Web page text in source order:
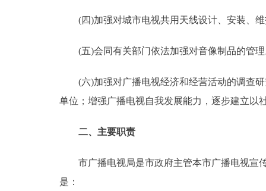
ENGLISH
DEUTSCH
(四)加强对城市电视共用天线设计、安装、维
(五)会同有关部门依法加强对音像制品的管理
(六)加强对广播电视经济和经营活动的调查研
单位；增强广播电视自我发展能力，逐步建立以
二、主要职责
市广播电视局是市政府主管本市广播电视宣传
是：